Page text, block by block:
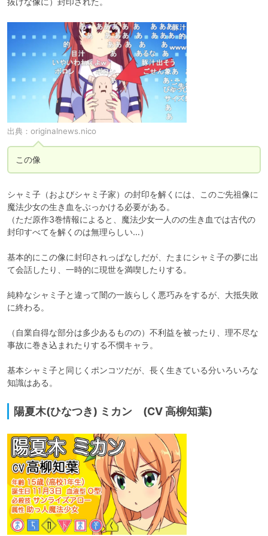
出典： originalnews.nico
この像
シャミ子（およびシャミ子家）の封印を解くには、このご先祖像に
魔法少女の生き血をぶっかける必要がある。
（ただ原作3巻情報によると、魔法少女一人のの生き血では古代の
封印すべてを解くのは無理らしい…）
基本的にこの像に封印されっぱなしだが、たまにシャミ子の夢に出
て会話したり、一時的に現世を満喫したりする。
純粋なシャミ子と違って闇の一族らしく悪巧みをするが、大抵失敗
に終わる。
（自業自得な部分は多少あるものの）不利益を被ったり、理不尽な
事故に巻き込まれたりする不憫キャラ。
基本シャミ子と同じくポンコツだが、長く生きている分いろいろな
知識はある。
陽夏木(ひなつき) ミカン (CV 高柳知葉)